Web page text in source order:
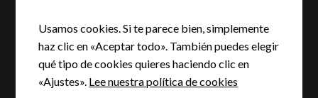
Usamos cookies. Si te parece bien, simplemente
haz clic en «Aceptar todo». También puedes elegir
qué tipo de cookies quieres haciendo clic en
«Ajustes». Lee nuestra política de cookies